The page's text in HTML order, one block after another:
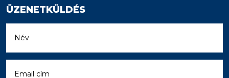
ÜZENETKÜLDÉS